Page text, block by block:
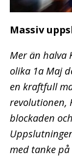
Massiv
Mer än halva
olika 1a Maj
en kraftfull
revolutionen,
blockaden
med tanke